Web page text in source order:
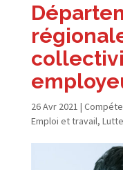
26 Avr 2021 |
Emploi et travail,